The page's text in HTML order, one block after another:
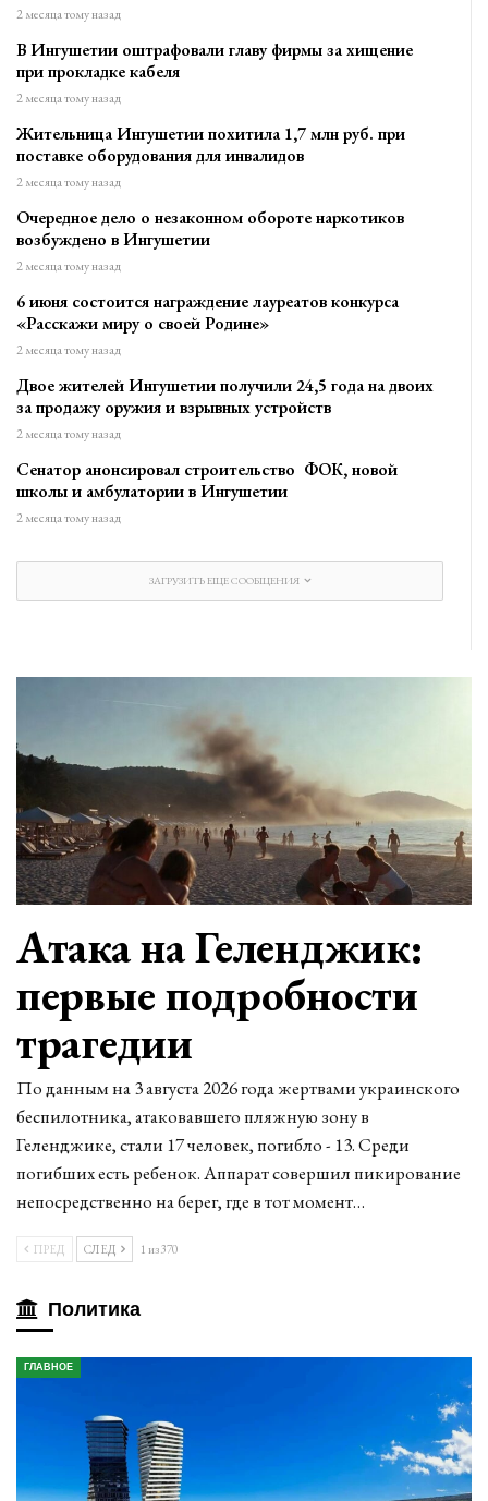
2 месяца тому назад
В Ингушетии оштрафовали главу фирмы за хищение
при прокладке кабеля
2 месяца тому назад
Жительница Ингушетии похитила 1,7 млн руб. при
поставке оборудования для инвалидов
2 месяца тому назад
Очередное дело о незаконном обороте наркотиков
возбуждено в Ингушетии
2 месяца тому назад
6 июня состоится награждение лауреатов конкурса
«Расскажи миру о своей Родине»
2 месяца тому назад
Двое жителей Ингушетии получили 24,5 года на двоих
за продажу оружия и взрывных устройств
2 месяца тому назад
Сенатор анонсировал строительство ФОК, новой
школы и амбулатории в Ингушетии
2 месяца тому назад
ЗАГРУЗИТЬ ЕЩЕ СООБЩЕНИЯ
Атака на Геленджик:
первые подробности
трагедии
По данным на 3 августа 2026 года жертвами украинского
беспилотника, атаковавшего пляжную зону в
Геленджике, стали 17 человек, погибло - 13. Среди
погибших есть ребенок. Аппарат совершил пикирование
непосредственно на берег, где в тот момент…
ПРЕД СЛЕД 1 из 370
Политика
ГЛАВНОЕ